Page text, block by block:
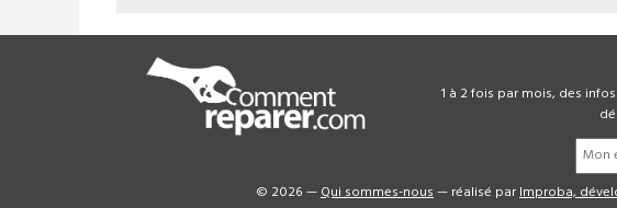
1 à 2 fois par mois, des
© 2026 —Qui sommes-nous— réalisé parImproba,